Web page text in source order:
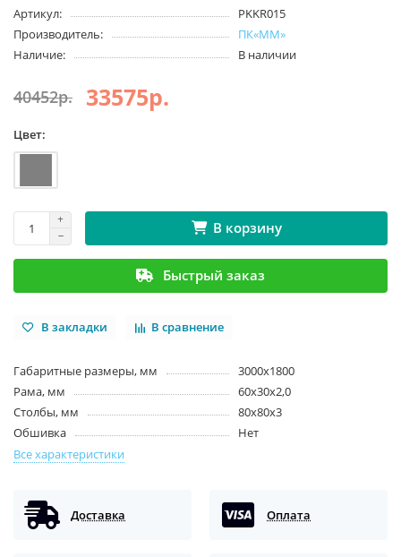
Артикул:
PKKR015
Производитель:
ПК«ММ»
Наличие:
В наличии
40452р. 33575р.
Цвет:
В корзину
Быстрый заказ
В закладки В сравнение
Габаритные размеры, мм
3000х1800
Рама, мм
60х30х2,0
Столбы, мм
80х80х3
Обшивка
Нет
Все характеристики
Доставка Оплата